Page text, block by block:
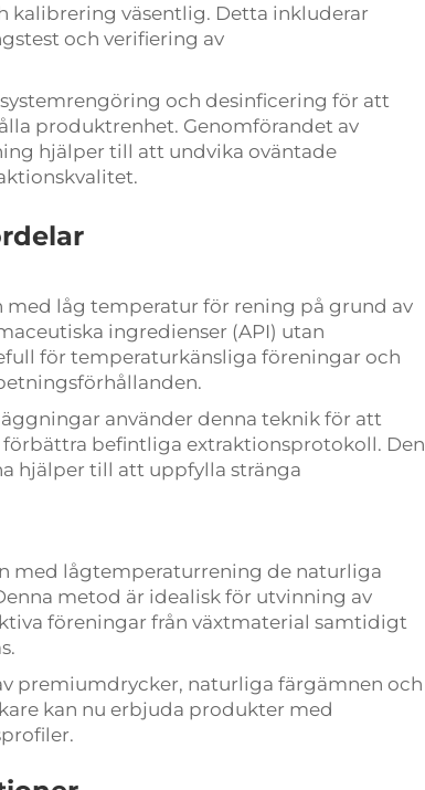
kalibrering väsentlig. Detta inkluderar
och verifiering av
och desinficering för att
produktrenhet. Genomförandet av
hjälper till att undvika oväntade
låg temperatur för rening på grund av
ingredienser (API) utan
för temperaturkänsliga föreningar och
använder denna teknik för att
befintliga extraktionsprotokoll. Den
hjälper till att uppfylla stränga
med lågtemperaturrening de naturliga
metod är idealisk för utvinning av
föreningar från växtmaterial samtidigt
premiumdrycker, naturliga färgämnen och
kan nu erbjuda produkter med